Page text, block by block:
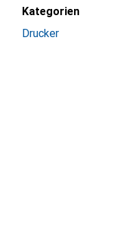
Kategorien
Drucker